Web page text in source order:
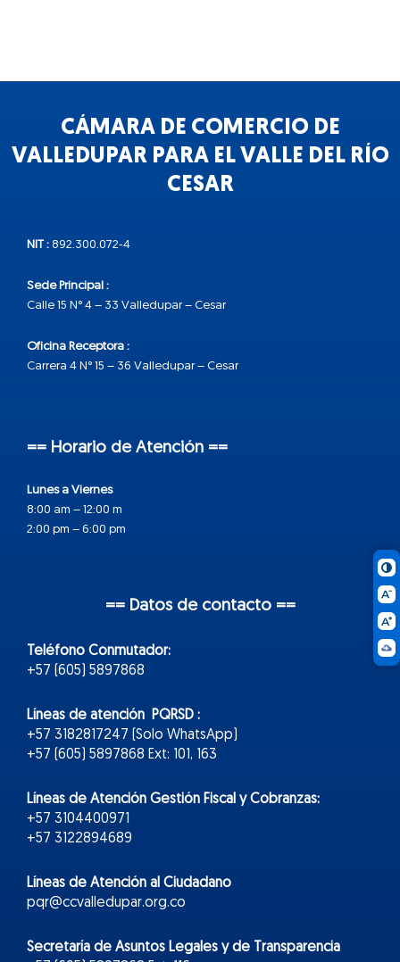
CÁMARA DE COMERCIO DE
VALLEDUPAR PARA EL VALLE DEL RÍO
CESAR
NIT : 892.300.072-4
Sede Principal :
Calle 15 N° 4 – 33 Valledupar – Cesar
Oficina Receptora :
Carrera 4 N° 15 – 36 Valledupar – Cesar
== Horario de Atención ==
Lunes a Viernes
8:00 am – 12:00 m
2:00 pm – 6:00 pm
== Datos de contacto ==
Teléfono Conmutador:
+57 (605) 5897868
Líneas de atención PQRSD :
+57 3182817247 (Solo WhatsApp)
+57 (605) 5897868 Ext: 101, 163
Líneas de Atención Gestión Fiscal y Cobranzas:
+57 3104400971
+57 3122894689
Líneas de Atención al Ciudadano
pqr@ccvalledupar.org.co
Secretaría de Asuntos Legales y de Transparencia